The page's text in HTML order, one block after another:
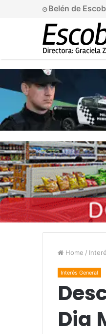
Belén de
Home /
Interés General
Dia